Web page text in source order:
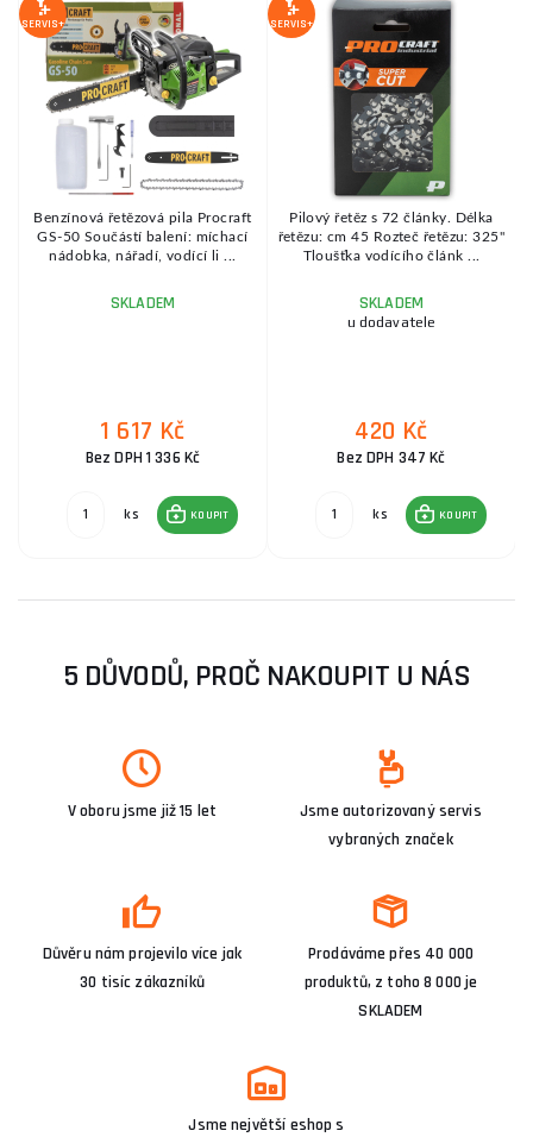
SERVIS+
Benzínová řetězová pila Procraft
GS-50 Součástí balení: míchací
nádobka, nářadí, vodící li ...
SKLADEM
1 617 Kč
Bez DPH 1 336 Kč
ks KOUPIT
SERVIS+
Pilový řetěz s 72 články. Délka
řetězu: cm 45 Rozteč řetězu: 325''
Tloušťka vodícího článk ...
SKLADEM
u dodavatele
420 Kč
Bez DPH 347 Kč
ks KOUPIT
5 DŮVODŮ, PROČ NAKOUPIT U NÁS
V oboru jsme již 15 let
Jsme autorizovaný servis
vybraných značek
Důvěru nám projevilo více jak
30 tisíc zákazníků
Prodáváme přes 40 000
produktů, z toho 8 000 je
SKLADEM
Jsme největší eshop s